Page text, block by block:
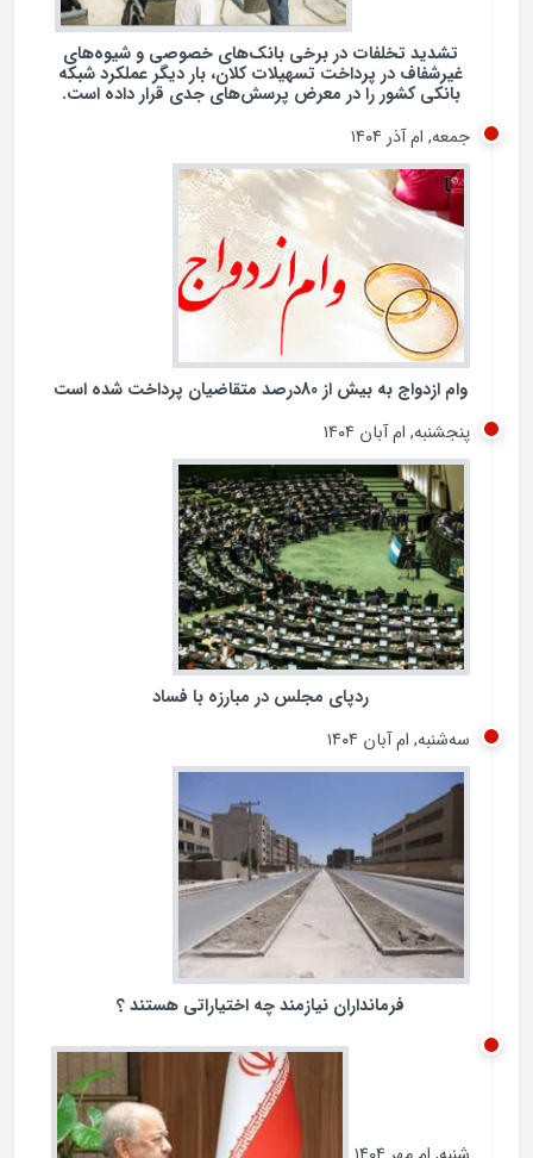
تشدید تخلفات در برخی بانک‌های خصوصی و شیوه‌های
غیرشفاف در پرداخت تسهیلات کلان، بار دیگر عملکرد شبکه
بانکی کشور را در معرض پرسش‌های جدی قرار داده است.
جمعه, ام آذر ۱۴۰۴
وام ازدواج به بیش از 80درصد متقاضیان پرداخت شده است
پنجشنبه, ام آبان ۱۴۰۴
ردپای مجلس در مبارزه با فساد
سه‌شنبه, ام آبان ۱۴۰۴
فرمانداران نیازمند چه اختیاراتی هستند ؟